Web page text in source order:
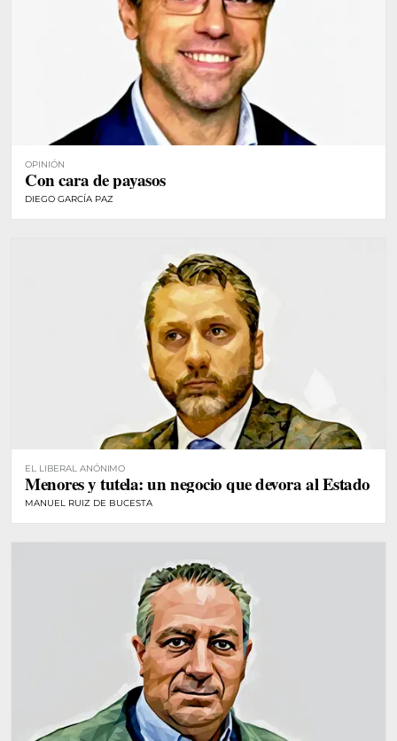
OPINIÓN
Con cara de payasos
DIEGO GARCÍA PAZ
EL LIBERAL ANÓNIMO
Menores y tutela: un negocio que devora al Estado
MANUEL RUIZ DE BUCESTA